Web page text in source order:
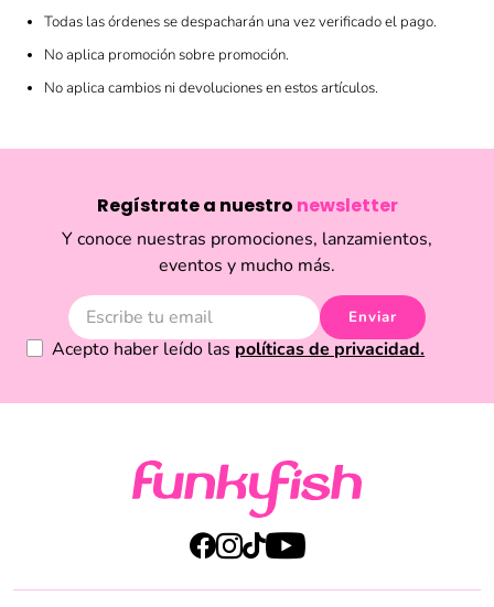
Todas las órdenes se despacharán una vez verificado el pago.
No aplica promoción sobre promoción.
No aplica cambios ni devoluciones en estos artículos.
Regístrate a nuestro newsletter
Y conoce nuestras promociones, lanzamientos,
eventos y mucho más.
Enviar
Acepto haber leído las políticas de privacidad.